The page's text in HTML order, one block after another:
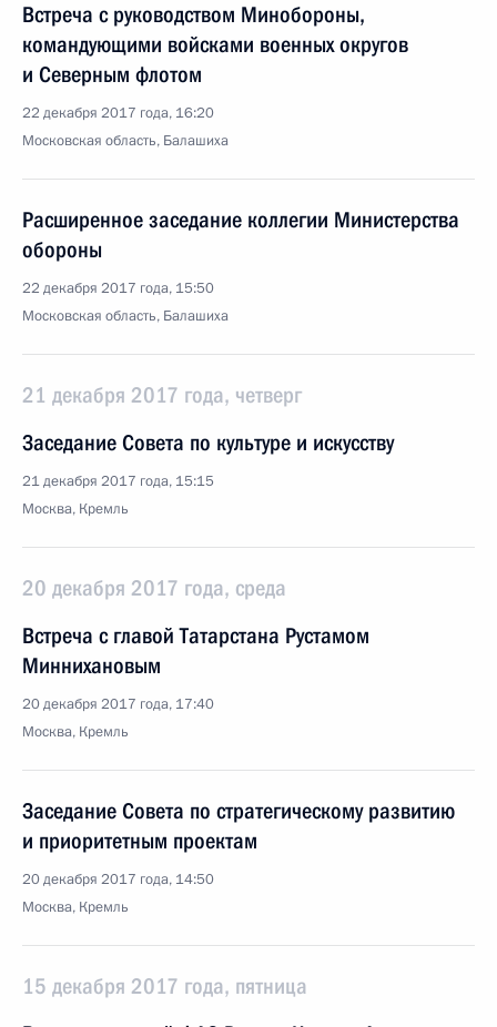
Встреча с руководством Минобороны,
командующими войсками военных округов
и Северным флотом
22 декабря 2017 года, 16:20
Московская область, Балашиха
Расширенное заседание коллегии Министерства
обороны
22 декабря 2017 года, 15:50
Московская область, Балашиха
21 декабря 2017 года, четверг
Заседание Совета по культуре и искусству
21 декабря 2017 года, 15:15
Москва, Кремль
20 декабря 2017 года, среда
Встреча с главой Татарстана Рустамом
Миннихановым
20 декабря 2017 года, 17:40
Москва, Кремль
Заседание Совета по стратегическому развитию
и приоритетным проектам
20 декабря 2017 года, 14:50
Москва, Кремль
15 декабря 2017 года, пятница